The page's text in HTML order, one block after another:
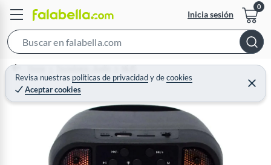
Inicia sesión
e
a
c
B
Revisa nuestras políticas de privacidadydecookies
Aceptar cookies
C
e
r
Home Tecnología - Audio Hi-Fi